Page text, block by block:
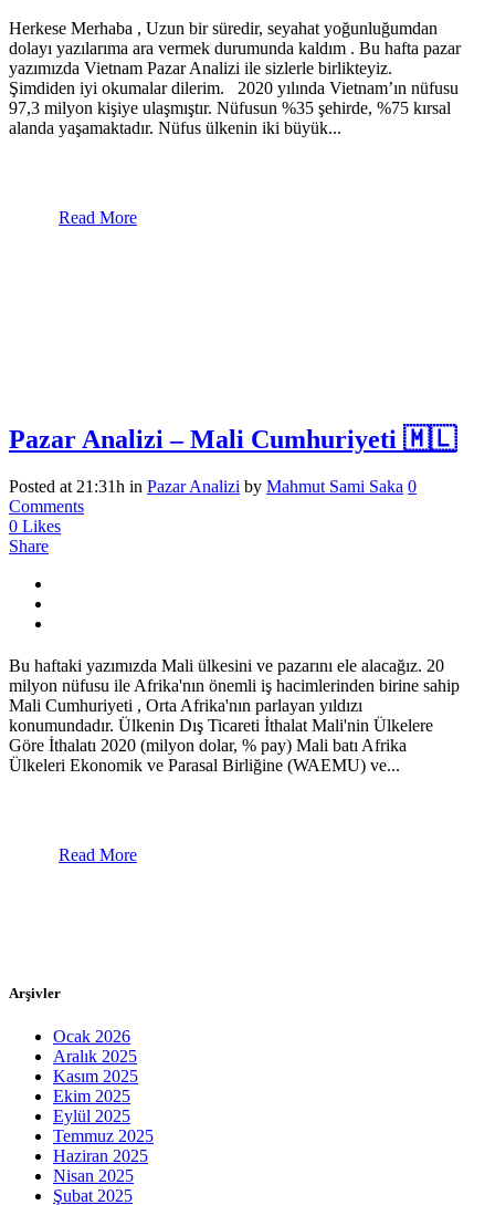
Herkese Merhaba , Uzun bir süredir, seyahat yoğunluğumdan
dolayı yazılarıma ara vermek durumunda kaldım . Bu hafta pazar
yazımızda Vietnam Pazar Analizi ile sizlerle birlikteyiz.
Şimdiden iyi okumalar dilerim. 2020 yılında Vietnam’ın nüfusu
97,3 milyon kişiye ulaşmıştır. Nüfusun %35 şehirde, %75 kırsal
alanda yaşamaktadır. Nüfus ülkenin iki büyük...
Read More
Pazar Analizi – Mali Cumhuriyeti 🇲🇱
Posted at 21:31h in Pazar Analizi by Mahmut Sami Saka 0
Comments
0 Likes
Share
Bu haftaki yazımızda Mali ülkesini ve pazarını ele alacağız. 20
milyon nüfusu ile Afrika'nın önemli iş hacimlerinden birine sahip
Mali Cumhuriyeti , Orta Afrika'nın parlayan yıldızı
konumundadır. Ülkenin Dış Ticareti İthalat Mali'nin Ülkelere
Göre İthalatı 2020 (milyon dolar, % pay) Mali batı Afrika
Ülkeleri Ekonomik ve Parasal Birliğine (WAEMU) ve...
Read More
Arşivler
Ocak 2026
Aralık 2025
Kasım 2025
Ekim 2025
Eylül 2025
Temmuz 2025
Haziran 2025
Nisan 2025
Şubat 2025